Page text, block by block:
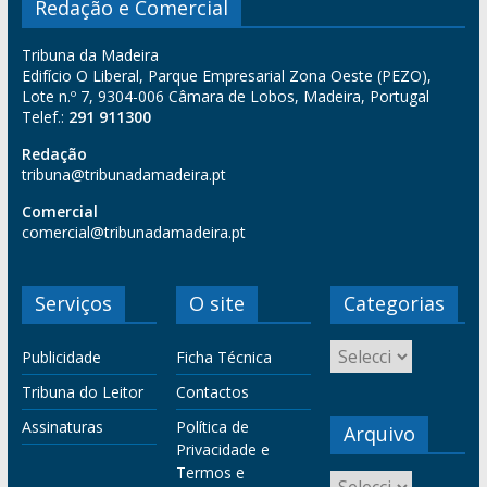
Redação e Comercial
Tribuna da Madeira
Edifício O Liberal, Parque Empresarial Zona Oeste (PEZO),
Lote n.º 7, 9304-006 Câmara de Lobos, Madeira, Portugal
Telef.: 291 911300
Redação
tribuna@tribunadamadeira.pt
Comercial
comercial@tribunadamadeira.pt
Serviços
Publicidade
Tribuna do Leitor
Assinaturas
O site
Ficha Técnica
Contactos
Política de
Privacidade e
Termos e
Categorias
Arquivo